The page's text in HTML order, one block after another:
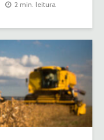
2 min. leitura